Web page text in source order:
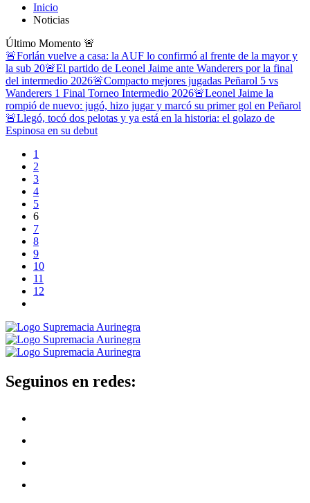
Inicio
Noticias
Último Momento 🚨
🚨Forlán vuelve a casa: la AUF lo confirmó al frente de la mayor y
la sub 20🚨El partido de Leonel Jaime ante Wanderers por la final
del intermedio 2026🚨Compacto mejores jugadas Peñarol 5 vs
Wanderers 1 Final Torneo Intermedio 2026🚨Leonel Jaime la
rompió de nuevo: jugó, hizo jugar y marcó su primer gol en Peñarol
🚨Llegó, tocó dos pelotas y ya está en la historia: el golazo de
Espinosa en su debut
1
2
3
4
5
6
7
8
9
10
11
12
Seguinos en redes: